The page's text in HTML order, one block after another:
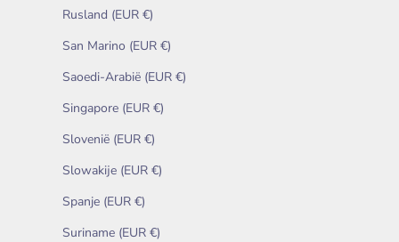
Rusland (EUR €)
San Marino (EUR €)
Saoedi-Arabië (EUR €)
Singapore (EUR €)
Slovenië (EUR €)
Slowakije (EUR €)
Spanje (EUR €)
Suriname (EUR €)